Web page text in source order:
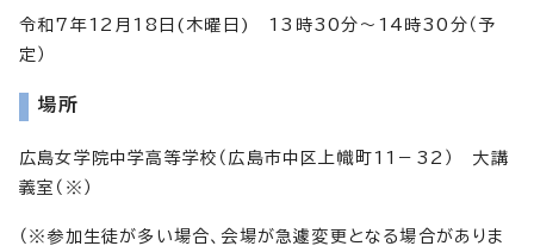
令和7年12月18日(木曜日) 13時30分～14時30分（予
定）
場所
広島女学院中学高等学校（広島市中区上幟町11－32） 大講
義室（※）
（※参加生徒が多い場合、会場が急遽変更となる場合がありま